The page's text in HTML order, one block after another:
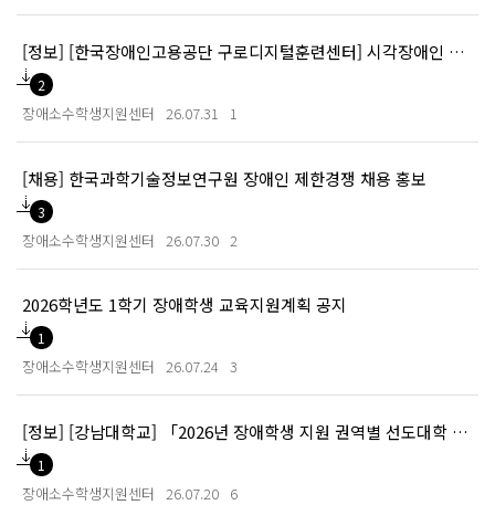
[정보] [한국장애인고용공단 구로디지털훈련센터] 시각장애인 대학생 대상 AI활용 콘텐츠 제작 특강 안내
2
장애소수학생지원센터 26.07.31 1
[채용] 한국과학기술정보연구원 장애인 제한경쟁 채용 홍보
3
장애소수학생지원센터 26.07.30 2
2026학년도 1학기 장애학생 교육지원계획 공지
1
장애소수학생지원센터 26.07.24 3
[정보] [강남대학교] 「2026년 장애학생 지원 권역별 선도대학 운영 사업」-자격증 심화반 참가자 모집 안내
1
장애소수학생지원센터 26.07.20 6